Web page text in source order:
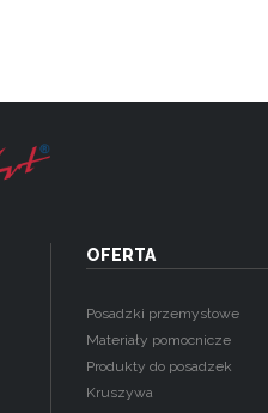
OFERTA
Posadzki przemysłowe
Materiały pomocnicze
Produkty do posadzek
Kruszywa